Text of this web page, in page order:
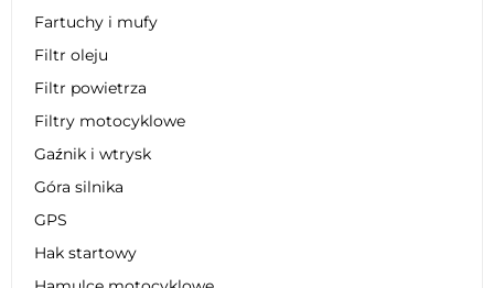
Fartuchy i mufy
Filtr oleju
Filtr powietrza
Filtry motocyklowe
Gaźnik i wtrysk
Góra silnika
GPS
Hak startowy